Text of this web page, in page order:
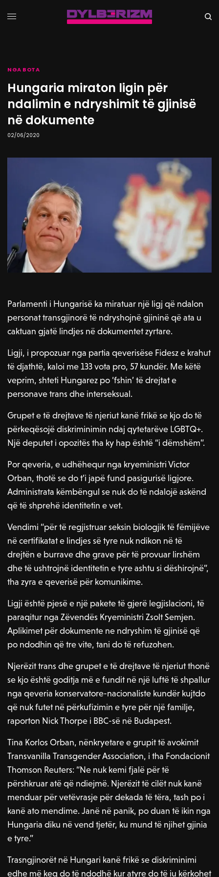
NGA BOTA
Hungaria miraton ligin për
ndalimin e ndryshimit të gjinisë
në dokumente
02/06/2020
Parlamenti i Hungarisë ka miratuar një ligj që ndalon
personat transgjinorë të ndryshojnë gjininë që ata u
caktuan gjatë lindjes në dokumentet zyrtare.
Ligji, i propozuar nga partia qeverisëse Fidesz e krahut
të djathtë, kaloi me 133 vota pro, 57 kundër. Me këtë
veprim, shteti Hungarez po ‘fshin’ të drejtat e
personave trans dhe interseksual.
Grupet e të drejtave të njeriut kanë frikë se kjo do të
përkeqësojë diskriminimin ndaj qytetarëve LGBTQ+.
Një deputet i opozitës tha ky hap është “i dëmshëm”.
Por qeveria, e udhëhequr nga kryeministri Victor
Orban, thotë se do t’i japë fund pasigurisë ligjore.
Administrata këmbëngul se nuk do të ndalojë askënd
që të shprehë identitetin e vet.
Vendimi “për të regjistruar seksin biologjik të fëmijëve
në certifikatat e lindjes së tyre nuk ndikon në të
drejtën e burrave dhe grave për të provuar lirshëm
dhe të ushtrojnë identitetin e tyre ashtu si dëshirojnë”,
tha zyra e qeverisë për komunikime.
Ligji është pjesë e një pakete të gjerë legjislacioni, të
paraqitur nga Zëvendës Kryeministri Zsolt Semjen.
Aplikimet për dokumente ne ndryshim të gjinisë që
po ndodhin që tre vite, tani do të refuzohen.
Njerëzit trans dhe grupet e të drejtave të njeriut thonë
se kjo është goditja më e fundit në një luftë të shpallur
nga qeveria konservatore-nacionaliste kundër kujtdo
që nuk futet në përkufizimin e tyre për një familje,
raporton Nick Thorpe i BBC-së në Budapest.
Tina Korlos Orban, nënkryetare e grupit të avokimit
Transvanilla Transgender Association, i tha Fondacionit
Thomson Reuters: “Ne nuk kemi fjalë për të
përshkruar atë që ndiejmë. Njerëzit të cilët nuk kanë
menduar për vetëvrasje për dekada të tëra, tash po i
kanë ato mendime. Janë në panik, po duan të ikin nga
Hungaria diku në vend tjetër, ku mund të njihet gjinia
e tyre.”
Trasngjinorët në Hungari kanë frikë se diskriminimi
edhe më keq do të ndodhë kur atyre do të iu kërkohet